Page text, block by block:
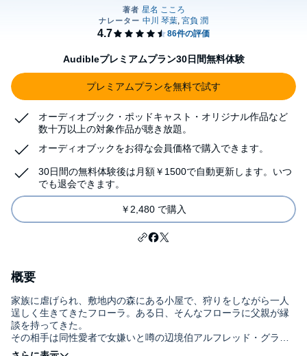
Audibleプレミアムプラン30日間無料体験
プレミアムプランを無料で試す
オーディオブック・ポッドキャスト・オリジナル作品など
数十万以上の対象作品が聴き放題。
オーディオブックをお得な会員価格で購入できます。
30日間の無料体験後は月額￥1500で自動更新します。いつ
でも退会できます。
￥2,480 で購入
概要
家族に虐げられ、敷地内の森にある小屋で、狩りをしながら一人
逞しく生きてきたフローラ。ある日、そんなフローラに父親が縁
談を持ってきた。
その相手は同性愛者で女嫌いと噂の辺境伯アルフレッド・グラン
ヴィルで、その上、一年で終わる契約結婚だった――!?